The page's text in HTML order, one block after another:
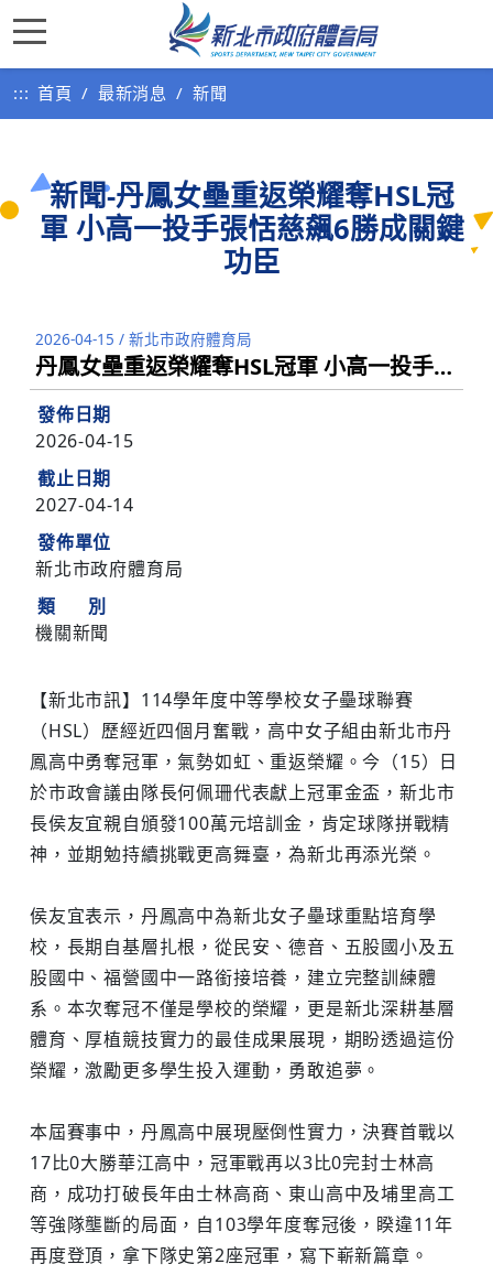
::: 首頁 最新消息 新聞
新聞-丹鳳女壘重返榮耀奪HSL冠
軍 小高一投手張恬慈飆6勝成關鍵
功臣
2026-04-15 / 新北市政府體育局
丹鳳女壘重返榮耀奪HSL冠軍 小高一投手張恬慈飆6勝成關鍵功臣
發佈日期
2026-04-15
截止日期
2027-04-14
發佈單位
新北市政府體育局
類 別
機關新聞
【新北市訊】114學年度中等學校女子壘球聯賽
（HSL）歷經近四個月奮戰，高中女子組由新北市丹
鳳高中勇奪冠軍，氣勢如虹、重返榮耀。今（15）日
於市政會議由隊長何佩珊代表獻上冠軍金盃，新北市
長侯友宜親自頒發100萬元培訓金，肯定球隊拼戰精
神，並期勉持續挑戰更高舞臺，為新北再添光榮。
侯友宜表示，丹鳳高中為新北女子壘球重點培育學
校，長期自基層扎根，從民安、德音、五股國小及五
股國中、福營國中一路銜接培養，建立完整訓練體
系。本次奪冠不僅是學校的榮耀，更是新北深耕基層
體育、厚植競技實力的最佳成果展現，期盼透過這份
榮耀，激勵更多學生投入運動，勇敢追夢。
本屆賽事中，丹鳳高中展現壓倒性實力，決賽首戰以
17比0大勝華江高中，冠軍戰再以3比0完封士林高
商，成功打破長年由士林高商、東山高中及埔里高工
等強隊壟斷的局面，自103學年度奪冠後，睽違11年
再度登頂，拿下隊史第2座冠軍，寫下嶄新篇章。